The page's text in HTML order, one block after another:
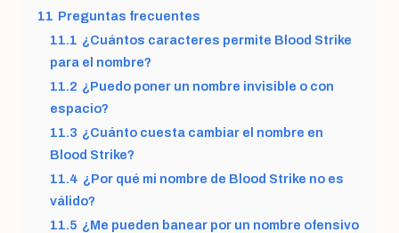
11 Preguntas frecuentes
11.1 ¿Cuántos caracteres permite Blood Strike
para el nombre?
11.2 ¿Puedo poner un nombre invisible o con
espacio?
11.3 ¿Cuánto cuesta cambiar el nombre en
Blood Strike?
11.4 ¿Por qué mi nombre de Blood Strike no es
válido?
11.5 ¿Me pueden banear por un nombre ofensivo